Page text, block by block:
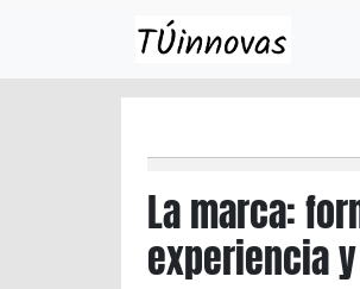
La marca:
experiencia